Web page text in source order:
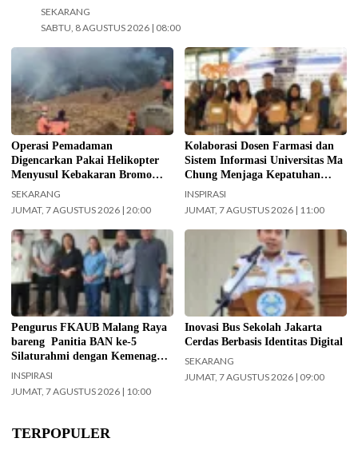
SEKARANG
SABTU, 8 AGUSTUS 2026 | 08:00
Operasi pemadaman kebakaran di
kawasan Taman Nasional Bromo
Tengger Semeru (TNBTS) terus
digencarkan, Jumat (7/8/2026)
hari ini. (Foto: BPBD Kabupaten
Malang).
Operasi Pemadaman
Digencarkan Pakai Helikopter
Menyusul Kebakaran Bromo
Meluas ke Arah Bukit B 29
SEKARANG
JUMAT, 7 AGUSTUS 2026 | 20:00
Kolaborasi Dosen Farmasi dan
Sistem Informasi Universitas Ma
Chung dalam menjaga kepatuhan
pasien diabetes melalui kegiatan
Pengabdian Masyarakat Dosen.
(Foto: ist)
Kolaborasi Dosen Farmasi dan
Sistem Informasi Universitas Ma
Chung Menjaga Kepatuhan
Pasien Diabetes
INSPIRASI
JUMAT, 7 AGUSTUS 2026 | 11:00
Jajaran Pengurus FKAUB Malang
beserta perwakilan panitia
pelaksana Barikan Anak Nusantara
(BAN) Ke – 5 silaturahmi dengan
Yayasan Masjid Agung Jami Kota
Malang. Selain itu juga silaturahmi
dengan jajaran Kantor
Kementerian Agama (Kemenag)
Kabupaten Malang. (Foto: ist)
Pengurus FKAUB Malang Raya
bareng Panitia BAN ke-5
Silaturahmi dengan Kemenag
Kabupaten Malang dan Yayasan
Masjid Agung Jami Malang
INSPIRASI
JUMAT, 7 AGUSTUS 2026 | 10:00
Kepala UPAS Dishub DKI Jakarta,
Koharudin. (Foto: Nugroho Sejati-
beritajakarta.id)
Inovasi Bus Sekolah Jakarta
Cerdas Berbasis Identitas Digital
SEKARANG
JUMAT, 7 AGUSTUS 2026 | 09:00
TERPOPULER